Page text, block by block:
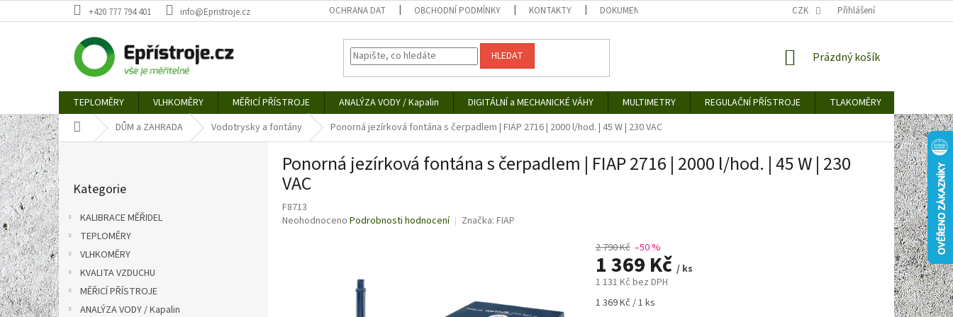
na
+420 777 794 401 info@Epristroje.cz OCHRANA DAT OBCHODNÍ PODMÍNKY KONTAKTY DOKUMENTY KE STAŽENÍ CENY ZA DOPRAVU / ZPŮSOBY DORUČENÍ
CZK Přihlášení
HLEDAT
NÁKUPNÍ
Prázdný košík
TEPLOMĚRY VLHKOMĚRY MĚŘICÍ PŘÍSTROJE ANALÝZA VODY / Kapalin DIGITÁLNÍ a MECHANICKÉ VÁHY MULTIMETRY REGULAČNÍ PŘÍSTROJE TLAKOMĚRY
Domů DŮM a ZAHRADA Vodotrysky a fontány Ponorná jezírková fontána s čerpadlem | FIAP 2716 | 2000 l/hod. | 45 W | 230 VAC
P
o
s
t
r
a
n
n
í
p
a
kategorie
Kategorie
KALIBRACE MĚŘIDEL
TEPLOMĚRY
VLHKOMĚRY
KVALITA VZDUCHU
MĚŘICÍ PŘÍSTROJE
ANALÝZA VODY / Kapalin
Ponorná jezírková fontána s čerpadlem | FIAP 2716 | 2000 l/hod. | 45 W | 230
VAC
F8713
Průměrné
Neohodnoceno Podrobnosti hodnocení Značka: FIAP
2 790 Kč –50 %
1 369 Kč / ks
1 131 Kč bez DPH
Měrná
1 369 Kč / 1 ks